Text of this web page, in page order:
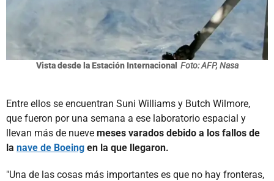
Vista desde la Estación Internacional Foto: AFP, Nasa
Entre ellos se encuentran Suni Williams y Butch Wilmore,
que fueron por una semana a ese laboratorio espacial y
llevan más de nueve meses varados debido a los fallos de
la nave de Boeing en la que llegaron.
"Una de las cosas más importantes es que no hay fronteras,